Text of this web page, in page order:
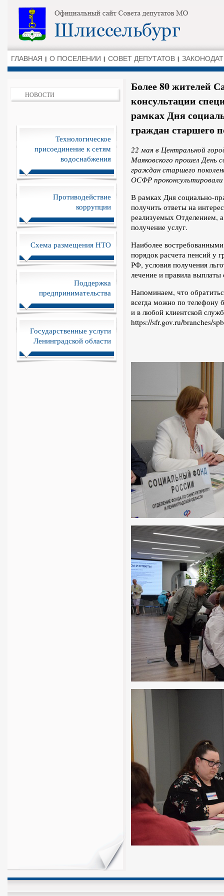
ГЛАВНАЯ О ПОСЕЛЕНИИ СОВЕТ ДЕПУТАТОВ
НОВОСТИ
Технологическое
присоединение к сетям
водоснабжения
Противодействие
коррупции
Схема размещения НТО
Поддержка
предпринимательства
Государственные услуги
Ленинградской области
Более 80 жителей
консультации
рамках Дня
граждан старшего
22 мая в Центральной
Маяковского прошел День
граждан старшего
ОСФР
В рамках Дня социально-
получить ответы на
реализуемых Отделением, а
получение услуг.
Наиболее
порядок расчета пенсий у
РФ, условия получения
лечение и правила
Напоминаем, что
всегда можно по телефону
и в любой клиентской
https://sfr.gov.ru/branches/